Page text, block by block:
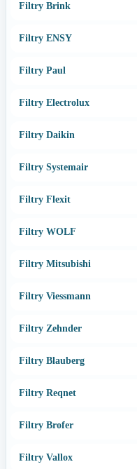
Filtry Brink
Filtry ENSY
Filtry Paul
Filtry Electrolux
Filtry Daikin
Filtry Systemair
Filtry Flexit
Filtry WOLF
Filtry Mitsubishi
Filtry Viessmann
Filtry Zehnder
Filtry Blauberg
Filtry Reqnet
Filtry Brofer
Filtry Vallox